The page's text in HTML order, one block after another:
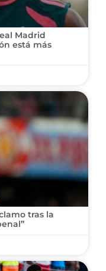
Madrid
está más
tras la